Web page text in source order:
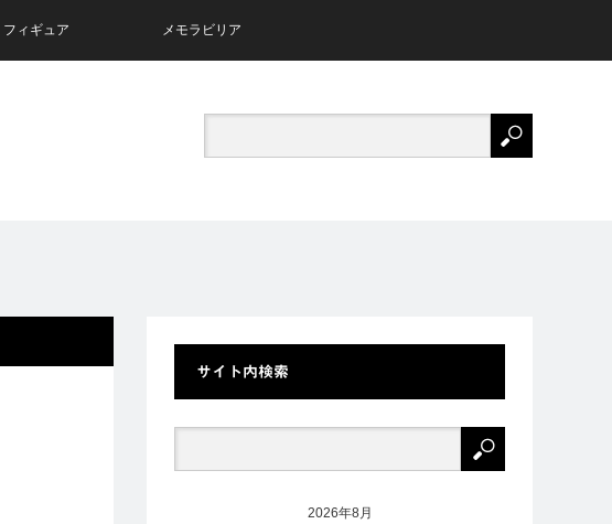
フィギュア メモラビリア
サイト内検索
2026年8月